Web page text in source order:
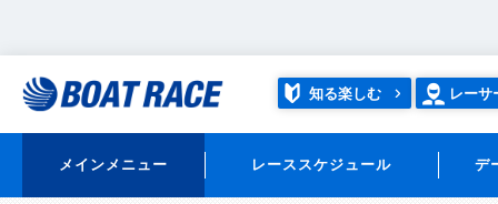
知る楽しむ レーサ
メインメニュー レーススケジュール デ